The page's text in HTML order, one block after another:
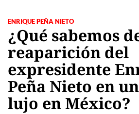
ENRIQUE PEÑA NIETO
¿Qué sabemos
reaparición del
expresidente
Peña Nieto en
lujo en México?